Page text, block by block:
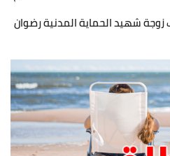
شهيد الحماية المدنية رضوان